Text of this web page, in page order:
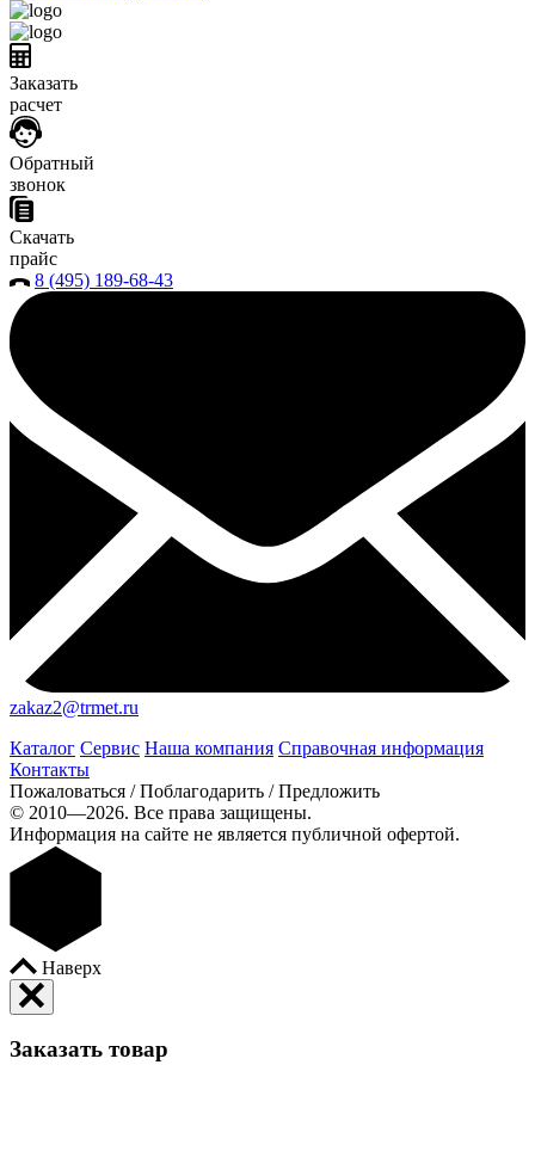
Заказать
расчет
Обратный
звонок
Скачать
прайс
8 (495) 189-68-43
zakaz2@trmet.ru
Каталог Сервис Наша компания Справочная информация
Контакты
Пожаловаться / Поблагодарить / Предложить
© 2010—2026. Все права защищены.
Информация на сайте не является публичной офертой.
Наверх
Заказать товар